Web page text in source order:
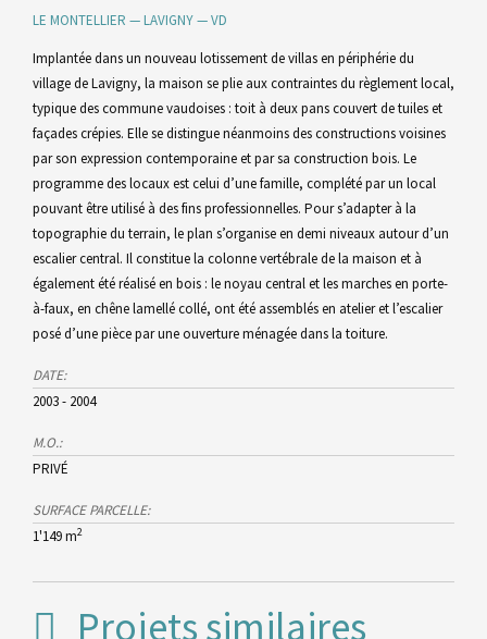
LE MONTELLIER — LAVIGNY — VD
Implantée dans un nouveau lotissement de villas en périphérie du
village de Lavigny, la maison se plie aux contraintes du règlement local,
typique des commune vaudoises : toit à deux pans couvert de tuiles et
façades crépies. Elle se distingue néanmoins des constructions voisines
par son expression contemporaine et par sa construction bois. Le
programme des locaux est celui d’une famille, complété par un local
pouvant être utilisé à des fins professionnelles. Pour s’adapter à la
topographie du terrain, le plan s’organise en demi niveaux autour d’un
escalier central. Il constitue la colonne vertébrale de la maison et à
également été réalisé en bois : le noyau central et les marches en porte-
à-faux, en chêne lamellé collé, ont été assemblés en atelier et l’escalier
posé d’une pièce par une ouverture ménagée dans la toiture.
DATE:
2003 - 2004
M.O.:
PRIVÉ
SURFACE PARCELLE:
1'149 m2
Projets similaires